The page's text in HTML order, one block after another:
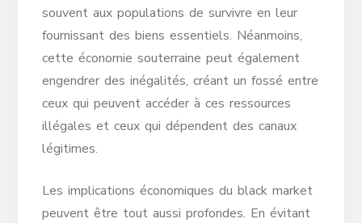
souvent aux populations de survivre en leur
fournissant des biens essentiels. Néanmoins,
cette économie souterraine peut également
engendrer des inégalités, créant un fossé entre
ceux qui peuvent accéder à ces ressources
illégales et ceux qui dépendent des canaux
légitimes.
Les implications économiques du black market
peuvent être tout aussi profondes. En évitant